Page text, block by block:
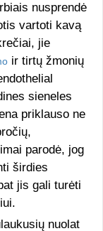
nusprendė
vartoti kavą
jie
ir tirtų žmonių
sieneles
priklauso ne
parodė, jog
širdies
jis gali turėti
nuolat